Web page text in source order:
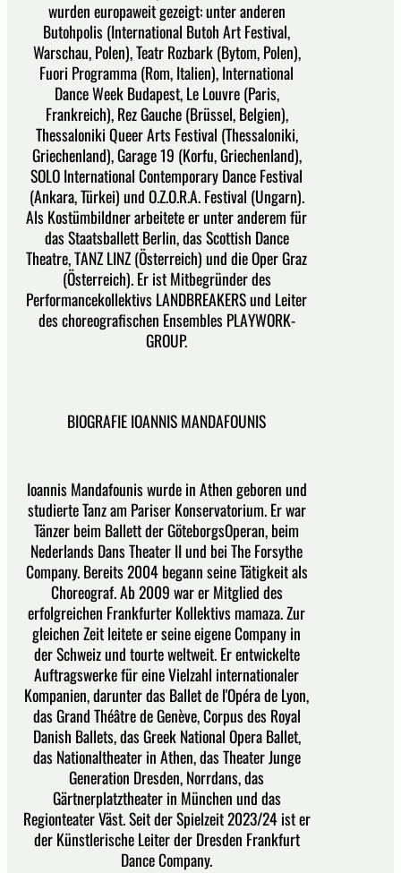
wurden europaweit gezeigt: unter anderen
Butohpolis (International Butoh Art Festival,
Warschau, Polen), Teatr Rozbark (Bytom, Polen),
Fuori Programma (Rom, Italien), International
Dance Week Budapest, Le Louvre (Paris,
Frankreich), Rez Gauche (Brüssel, Belgien),
Thessaloniki Queer Arts Festival (Thessaloniki,
Griechenland), Garage 19 (Korfu, Griechenland),
SOLO International Contemporary Dance Festival
(Ankara, Türkei) und O.Z.O.R.A. Festival (Ungarn).
Als Kostümbildner arbeitete er unter anderem für
das Staatsballett Berlin, das Scottish Dance
Theatre, TANZ LINZ (Österreich) und die Oper Graz
(Österreich). Er ist Mitbegründer des
Performancekollektivs LANDBREAKERS und Leiter
des choreografischen Ensembles PLAYWORK-
GROUP.
BIOGRAFIE IOANNIS MANDAFOUNIS
Ioannis Mandafounis wurde in Athen geboren und
studierte Tanz am Pariser Konservatorium. Er war
Tänzer beim Ballett der GöteborgsOperan, beim
Nederlands Dans Theater II und bei The Forsythe
Company. Bereits 2004 begann seine Tätigkeit als
Choreograf. Ab 2009 war er Mitglied des
erfolgreichen Frankfurter Kollektivs mamaza. Zur
gleichen Zeit leitete er seine eigene Company in
der Schweiz und tourte weltweit. Er entwickelte
Auftragswerke für eine Vielzahl internationaler
Kompanien, darunter das Ballet de l'Opéra de Lyon,
das Grand Théâtre de Genève, Corpus des Royal
Danish Ballets, das Greek National Opera Ballet,
das Nationaltheater in Athen, das Theater Junge
Generation Dresden, Norrdans, das
Gärtnerplatztheater in München und das
Regionteater Väst. Seit der Spielzeit 2023/24 ist er
der Künstlerische Leiter der Dresden Frankfurt
Dance Company.